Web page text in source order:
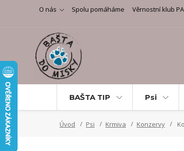
O nás Spolu pomáháme Věrnostní klub
BAŠTA TIP Psi
Úvod Psi Krmiva Konzervy